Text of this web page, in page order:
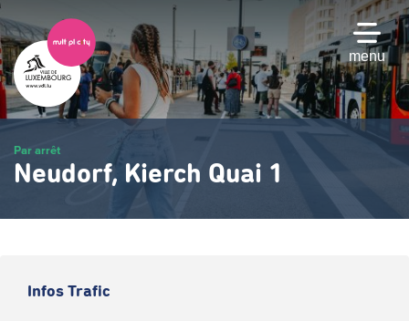
Passer
au
contenu
principal
menu
Par arrêt
Neudorf, Kierch Quai 1
Infos Trafic